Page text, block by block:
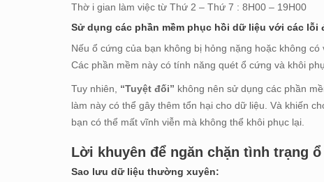
Thờ i gian làm việc từ Thứ 2 – Thứ 7 : 8H00 – 19H00
Sử dụng các phần mềm phục hồi dữ liệu với các lỗi
Nếu ổ cứng của bạn không bị hỏng nặng hoặc không
Các phần mềm này có tính năng quét ổ cứng và khôi
Tuy nhiên, “Tuyệt đối” không nên sử dụng các phần
làm này có thể gây thêm tổn hại cho dữ liệu. Và khiến
bạn có thể mất vĩnh viễn mà không thể khôi phục lại.
Lời khuyên để ngăn chặn tình trạng
Sao lưu dữ liệu thường xuyên: